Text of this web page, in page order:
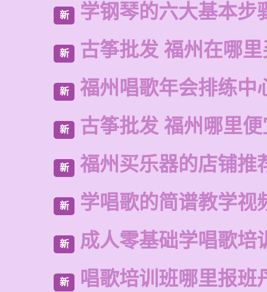
新 学钢琴的六大基本步
新 古筝批发 福州在哪
新 福州唱歌年会排练中
新 古筝批发 福州哪里
新 福州买乐器的店铺推
新 学唱歌的简谱教学视
新 成人零基础学唱歌培
新 唱歌培训班哪里报班